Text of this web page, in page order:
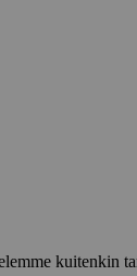
kuitenkin